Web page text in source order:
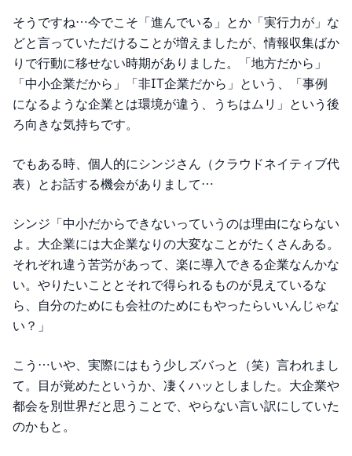
そうですね…今でこそ「進んでいる」とか「実行力が」な
どと言っていただけることが増えましたが、情報収集ばか
りで行動に移せない時期がありました。「地方だから」
「中小企業だから」「非IT企業だから」という、「事例
になるような企業とは環境が違う、うちはムリ」という後
ろ向きな気持ちです。
でもある時、個人的にシンジさん（クラウドネイティブ代
表）とお話する機会がありまして…
シンジ「中小だからできないっていうのは理由にならない
よ。大企業には大企業なりの大変なことがたくさんある。
それぞれ違う苦労があって、楽に導入できる企業なんかな
い。やりたいこととそれで得られるものが見えているな
ら、自分のためにも会社のためにもやったらいいんじゃな
い？」
こう…いや、実際にはもう少しズバっと（笑）言われまし
て。目が覚めたというか、凄くハッとしました。大企業や
都会を別世界だと思うことで、やらない言い訳にしていた
のかもと。